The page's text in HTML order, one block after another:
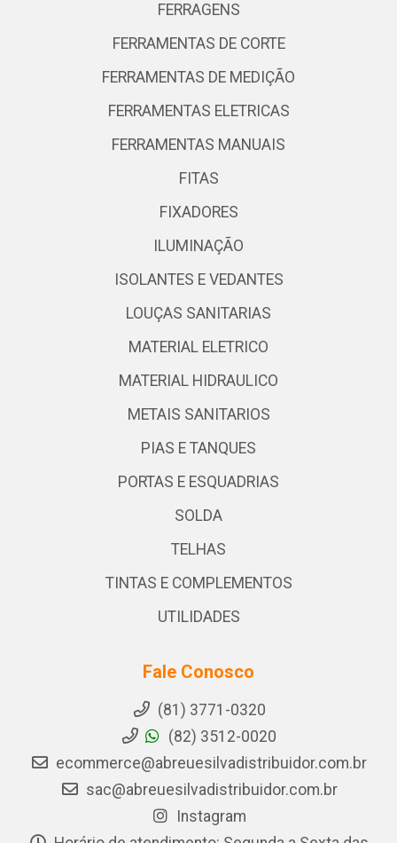
FERRAGENS
FERRAMENTAS DE CORTE
FERRAMENTAS DE MEDIÇÃO
FERRAMENTAS ELETRICAS
FERRAMENTAS MANUAIS
FITAS
FIXADORES
ILUMINAÇÃO
ISOLANTES E VEDANTES
LOUÇAS SANITARIAS
MATERIAL ELETRICO
MATERIAL HIDRAULICO
METAIS SANITARIOS
PIAS E TANQUES
PORTAS E ESQUADRIAS
SOLDA
TELHAS
TINTAS E COMPLEMENTOS
UTILIDADES
Fale Conosco
(81) 3771-0320
(82) 3512-0020
ecommerce@abreuesilvadistribuidor.com.br
sac@abreuesilvadistribuidor.com.br
Instagram